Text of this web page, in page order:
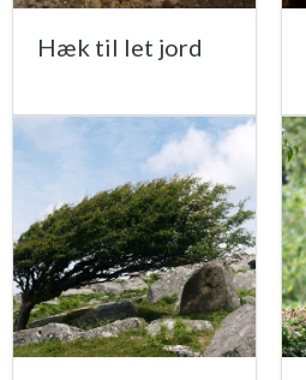
Hæk til let jord